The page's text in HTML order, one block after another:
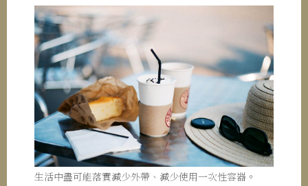
生活中盡可能落實減少外帶、減少使用一次性容器。